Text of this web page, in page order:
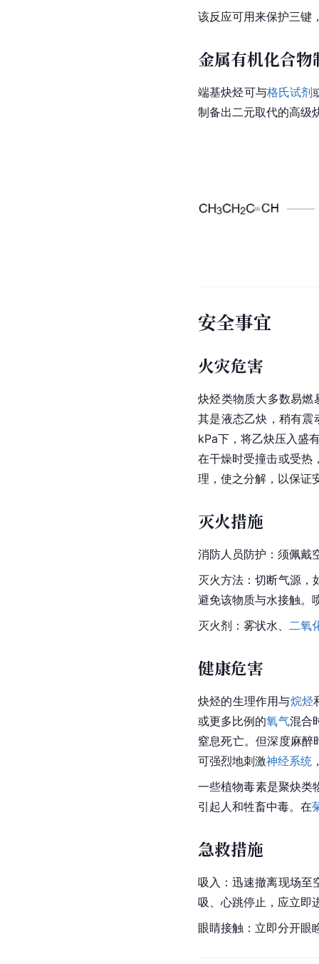
该反应可用来保护三键
金属有机化合物
端基炔烃可与格氏试剂
制备出二元取代的高级
安全事宜
火灾危害
炔烃类物质大多数易燃
其是液态乙炔，稍有震
kPa下，将乙炔压入盛
在干燥时受撞击或受热
理，使之分解，以保证
灭火措施
消防人员防护：须佩戴
灭火方法：切断气源，
避免该物质与水接触。
灭火剂：雾状水、 二氧
健康危害
炔烃的生理作用与烷烃
或更多比例的氧气混合
窒息死亡。但深度麻
可强烈地刺激神经系统
一些植物毒素是聚炔类
引起人和牲畜中毒。在
急救措施
吸入：迅速撤离现场至
吸、心跳停止，应立即
眼睛接触：立即分开眼